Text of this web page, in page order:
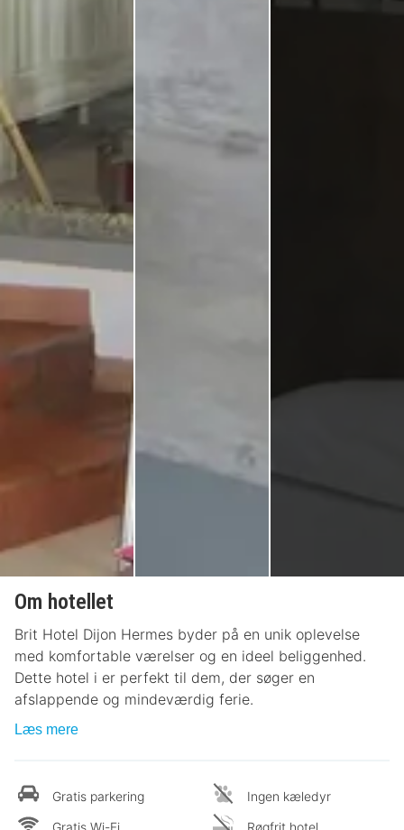
Om hotellet
Brit Hotel Dijon Hermes byder på en unik oplevelse
med komfortable værelser og en ideel beliggenhed.
Dette hotel i er perfekt til dem, der søger en
afslappende og mindeværdig ferie.
Læs mere
Gratis parkering
Gratis Wi-Fi
Ingen kæledyr
Røgfrit hotel